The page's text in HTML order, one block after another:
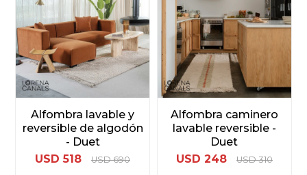
Alfombra lavable y
reversible de algodón
- Duet
USD 518 USD 690
Alfombra caminero
lavable reversible -
Duet
USD 248 USD 310